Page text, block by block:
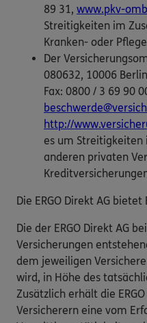
89 31, www.pkv-
Streitigkeiten im
Kranken- oder
Der
080632, 10006
Fax: 0800 / 3 69 90
http://
es um
anderen privaten
Die ERGO Direkt AG
Die der ERGO Direkt AG
Versicherungen
dem jeweiligen
wird, in Höhe des
Zusätzlich erhält die
Versicherern eine vom